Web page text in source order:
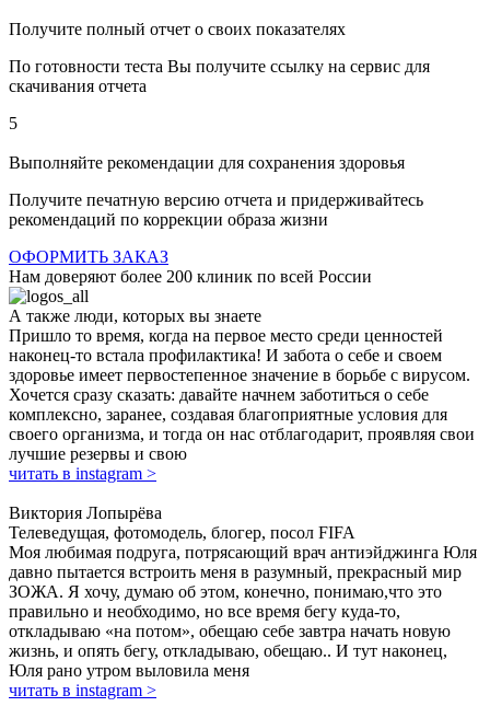
Получите полный отчет о своих показателях
По готовности теста Вы получите ссылку на сервис для
скачивания отчета
5
Выполняйте рекомендации для сохранения здоровья
Получите печатную версию отчета и придерживайтесь
рекомендаций по коррекции образа жизни
ОФОРМИТЬ ЗАКАЗ
Нам доверяют более 200 клиник по всей России
А также люди, которых вы знаете
Пришло то время, когда на первое место среди ценностей
наконец-то встала профилактика! И забота о себе и своем
здоровье имеет первостепенное значение в борьбе с вирусом.
Хочется сразу сказать: давайте начнем заботиться о себе
комплексно, заранее, создавая благоприятные условия для
своего организма, и тогда он нас отблагодарит, проявляя свои
лучшие резервы и свою
читать в instagram >
Виктория Лопырёва
Телеведущая, фотомодель, блогер, посол FIFA
Моя любимая подруга, потрясающий врач антиэйджинга Юля
давно пытается встроить меня в разумный, прекрасный мир
ЗОЖА. Я хочу, думаю об этом, конечно, понимаю,что это
правильно и необходимо, но все время бегу куда-то,
откладываю «на потом», обещаю себе завтра начать новую
жизнь, и опять бегу, откладываю, обещаю.. И тут наконец,
Юля рано утром выловила меня
читать в instagram >